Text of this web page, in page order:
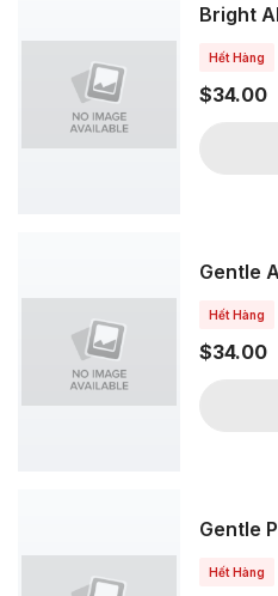
Bright
Hết Hàng
$34.00
Gentle
Hết Hàng
$34.00
Gentle
Hết Hàng